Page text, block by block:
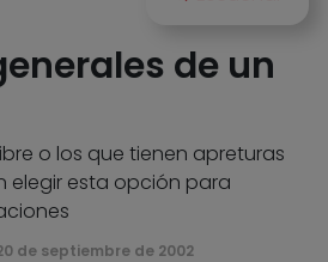
de un
o los que tienen apreturas
elegir esta opción para
de septiembre de 2002